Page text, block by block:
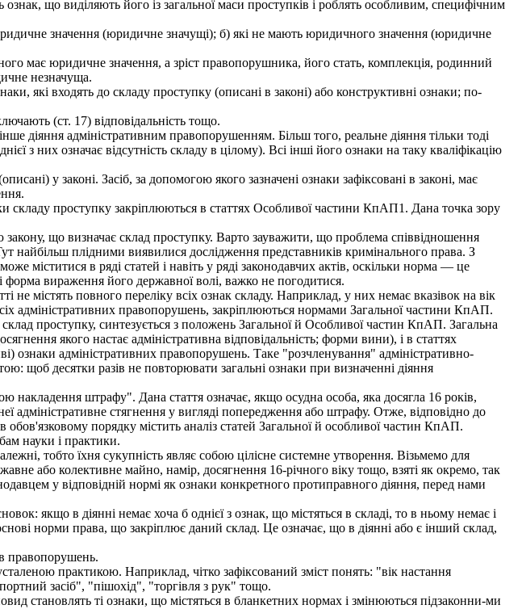
що виділяють його із загальної маси проступків і роблять особливим, специфічним
значення (юридичне значущі); б) які не мають юридичного значення (юридичне
має юридичне значення, а зріст правопорушника, його стать, комплекція, родинний
незначуща.
які входять до складу проступку (описані в законі) або конструктивні ознаки; по-
(ст. 17) відповідальність тощо.
діяння адміністративним правопорушенням. Більш того, реальне діяння тільки тоді
з них означає відсутність складу в цілому). Всі інші його ознаки на таку кваліфікацію
у законі. Засіб, за допомогою якого зазначені ознаки зафіксовані в законі, має
складу проступку закріплюються в статтях Особливої частини КпАП1. Дана точка зору
що визначає склад проступку. Варто зауважити, що проблема співвідношення
найбільш плідними виявилися дослідження представників кримінального права. З
міститися в ряді статей і навіть у ряді законодавчих актів, оскільки норма — це
вираження його державної волі, важко не погодитися.
містять повного переліку всіх ознак складу. Наприклад, у них немає вказівок на вік
адміністративних правопорушень, закріплюються нормами Загальної частини КпАП.
проступку, синтезується з положень Загальної й Особливої частин КпАП. Загальна
якого настає адміністративна відповідальність; форми вини), і в статтях
ознаки адміністративних правопорушень. Таке "розчленування" адміністративно-
щоб десятки разів не повторювати загальні ознаки при визначенні діяння
штрафу". Дана стаття означає, якщо осудна особа, яка досягла 16 років,
стягнення у вигляді попередження або штрафу. Отже, відповідно до
обов'язковому порядку містить аналіз статей Загальної й особливої частин КпАП.
науки і практики.
тобто їхня сукупність являє собою цілісне системне утворення. Візьмемо для
або колективне майно, намір, досягнення 16-річного віку тощо, взяті як окремо, так
у відповідній нормі як ознаки конкретного протиправного діяння, перед нами
якщо в діянні немає хоча б однієї з ознак, що містяться в складі, то в ньому немає і
норми права, що закріплює даний склад. Це означає, що в діянні або є інший склад,
правопорушень.
практикою. Наприклад, чітко зафіксований зміст понять: "вік настання
засіб", "пішохід", "торгівля з рук" тощо.
становлять ті ознаки, що містяться в бланкетних нормах і змінюються підзаконни-ми